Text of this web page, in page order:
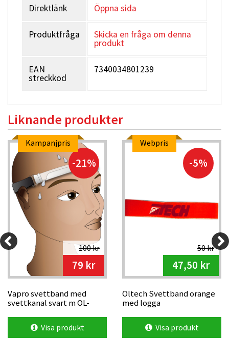
Direktlänk Öppna sida
Produktfråga Skicka en fråga om denna
produkt
EAN
streckkod
7340034801239
Liknande produkter
Kampanjpris
-21%
100 kr
79 kr
Vapro svettband med
svettkanal svart m OL-
Visa produkt
Webpris
-5%
50 kr
47,50 kr
Oltech Svettband orange
med logga
Visa produkt